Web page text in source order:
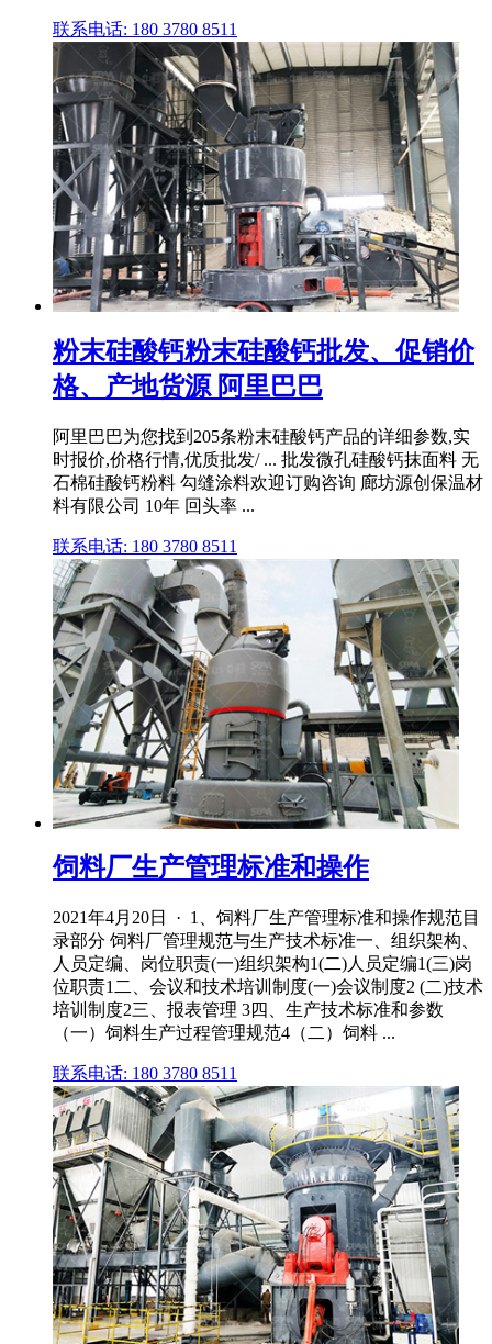
联系电话: 180 3780 8511
粉末硅酸钙粉末硅酸钙批发、促销价
格、产地货源 阿里巴巴
阿里巴巴为您找到205条粉末硅酸钙产品的详细参数,实
时报价,价格行情,优质批发/ ... 批发微孔硅酸钙抹面料 无
石棉硅酸钙粉料 勾缝涂料欢迎订购咨询 廊坊源创保温材
料有限公司 10年 回头率 ...
联系电话: 180 3780 8511
饲料厂生产管理标准和操作
2021年4月20日 · 1、饲料厂生产管理标准和操作规范目
录部分 饲料厂管理规范与生产技术标准一、组织架构、
人员定编、岗位职责(一)组织架构1(二)人员定编1(三)岗
位职责1二、会议和技术培训制度(一)会议制度2 (二)技术
培训制度2三、报表管理 3四、生产技术标准和参数
（一）饲料生产过程管理规范4（二）饲料 ...
联系电话: 180 3780 8511